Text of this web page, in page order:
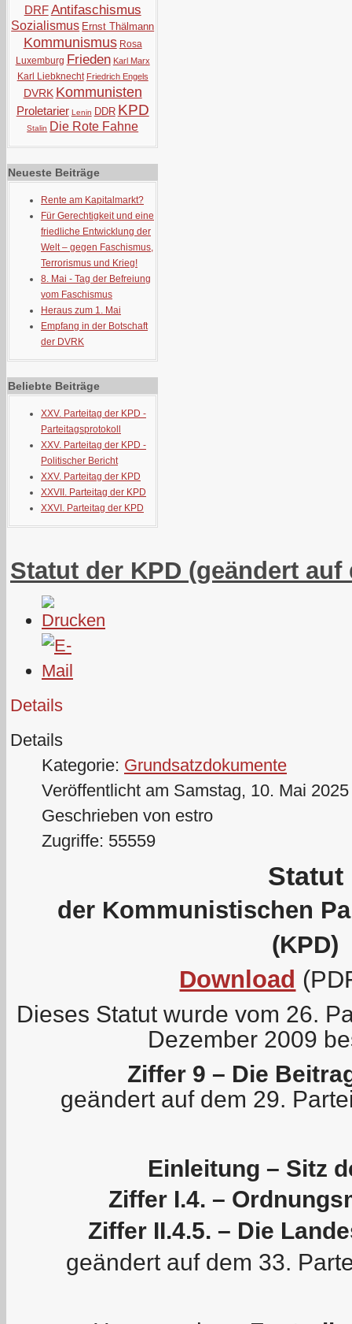
DRFAntifaschismus
Sozialismus Ernst Thälmann
Kommunismus Rosa
Luxemburg Frieden Karl Marx
Karl Liebknecht Friedrich Engels
DVRK Kommunisten
Proletarier Lenin DDR KPD
Stalin Die Rote Fahne
Neueste Beiträge
Rente am Kapitalmarkt?
Für Gerechtigkeit und eine
friedliche Entwicklung der
Welt – gegen Faschismus,
Terrorismus und Krieg!
8. Mai - Tag der Befreiung
vom Faschismus
Heraus zum 1. Mai
Empfang in der Botschaft
der DVRK
Beliebte Beiträge
XXV. Parteitag der KPD -
Parteitagsprotokoll
XXV. Parteitag der KPD -
Politischer Bericht
XXV. Parteitag der KPD
XXVII. Parteitag der KPD
XXVI. Parteitag der KPD
Statut der KPD (geändert auf
Details
Details
Kategorie: Grundsatzdokumente
Veröffentlicht am Samstag, 10. Mai
Geschrieben von estro
Zugriffe: 55559
Statut
der Kommunistischen
(KPD)
Download
Dieses Statut wurde vom 26.
Dezember 2009
Ziffer 9 – Die
geändert auf dem 29.
Einleitung – Sitz
Ziffer I.4. –
Ziffer II.4.5. – Die
geändert auf dem 33.